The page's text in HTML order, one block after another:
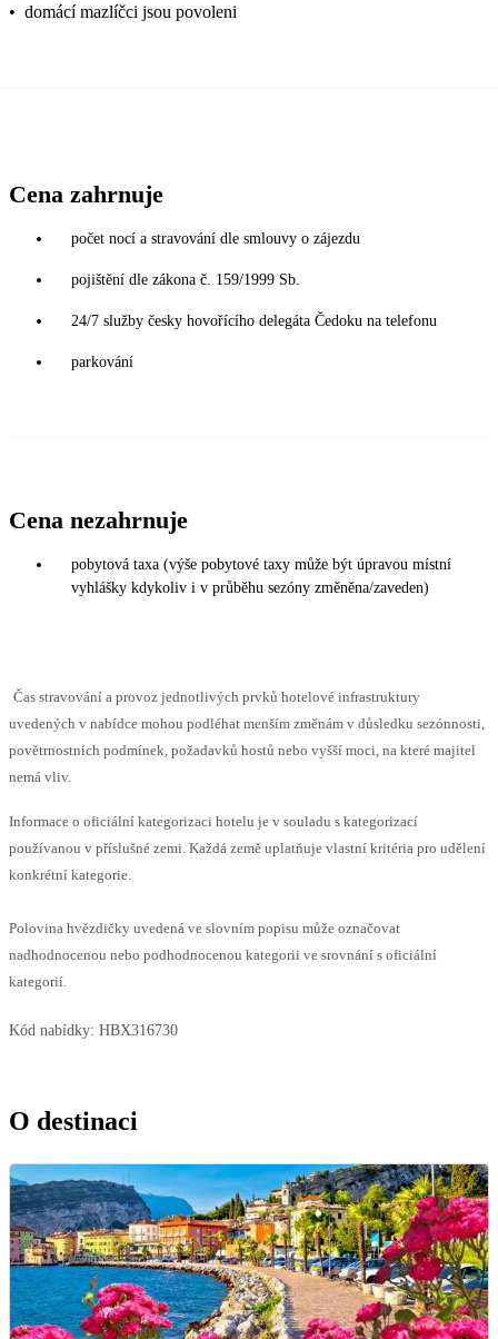
• domácí mazlíčci jsou povoleni
Cena zahrnuje
počet nocí a stravování dle smlouvy o zájezdu
pojištění dle zákona č. 159/1999 Sb.
24/7 služby česky hovořícího delegáta Čedoku na telefonu
parkování
Cena nezahrnuje
pobytová taxa (výše pobytové taxy může být úpravou místní
vyhlášky kdykoliv i v průběhu sezóny změněna/zaveden)
Čas stravování a provoz jednotlivých prvků hotelové infrastruktury
uvedených v nabídce mohou podléhat menším změnám v důsledku sezónnosti,
povětrnostních podmínek, požadavků hostů nebo vyšší moci, na které majitel
nemá vliv.
Informace o oficiální kategorizaci hotelu je v souladu s kategorizací
používanou v příslušné zemi. Každá země uplatňuje vlastní kritéria pro udělení
konkrétní kategorie.
Polovina hvězdičky uvedená ve slovním popisu může označovat
nadhodnocenou nebo podhodnocenou kategorii ve srovnání s oficiální
kategorií.
Kód nabídky: HBX316730
O destinaci